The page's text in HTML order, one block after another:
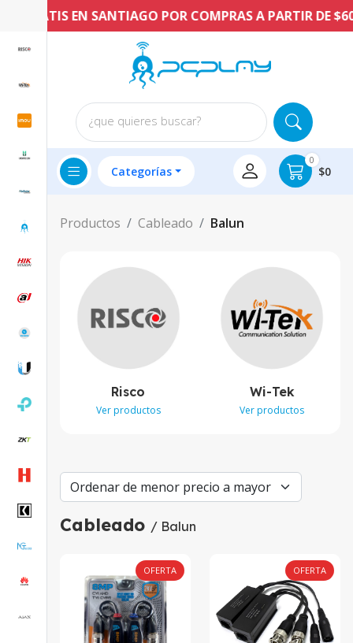
GRATIS EN SANTIAGO POR COMPRAS A PARTIR DE
¿que quieres buscar?
Categorías
0
$0
Productos Cableado Balun
Risco
Ver productos
Wi-Tek
Ver productos
Cableado / Balun
OFERTA OFERTA